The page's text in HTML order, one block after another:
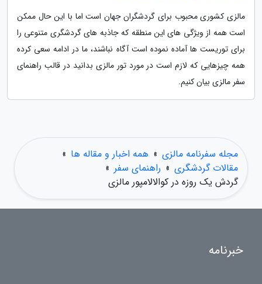
مالزی کشوری محبوب برای گردشگران جهان است اما با این حال ممکن
است همه از ویژگی های این منطقه که جاذبه های گردشگری متنوعی را
برای توریست ها آماده نموده است آگاه نباشند، ما در ادامه سعی کرده
همه چیزهایی که لازم است در مورد تور مالزی بدانید در قالب راهنمای
سفر مالزی بیان کنیم.
مجله سفرنامه مالزی » همه اخبار و مقاله ها »
مقالات گردشگری » راهنمای سفر »
گردش یک روزه در کوالالامپور مالزی
خبرنامه